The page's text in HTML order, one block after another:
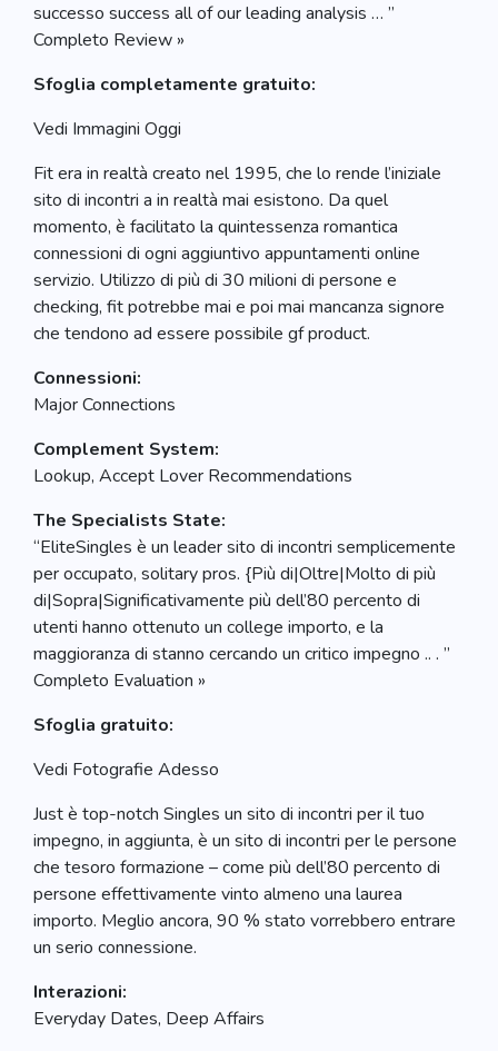
successo success all of our leading analysis … ”
Completo Review »
Sfoglia completamente gratuito:
Vedi Immagini Oggi
Fit era in realtà creato nel 1995, che lo rende l’iniziale
sito di incontri a in realtà mai esistono. Da quel
momento, è facilitato la quintessenza romantica
connessioni di ogni aggiuntivo appuntamenti online
servizio. Utilizzo di più di 30 milioni di persone e
checking, fit potrebbe mai e poi mai mancanza signore
che tendono ad essere possibile gf product.
Connessioni:
Major Connections
Complement System:
Lookup, Accept Lover Recommendations
The Specialists State:
“EliteSingles è un leader sito di incontri semplicemente
per occupato, solitary pros. {Più di|Oltre|Molto di più
di|Sopra|Significativamente più dell’80 percento di
utenti hanno ottenuto un college importo, e la
maggioranza di stanno cercando un critico impegno .. . ”
Completo Evaluation »
Sfoglia gratuito:
Vedi Fotografie Adesso
Just è top-notch Singles un sito di incontri per il tuo
impegno, in aggiunta, è un sito di incontri per le persone
che tesoro formazione – come più dell’80 percento di
persone effettivamente vinto almeno una laurea
importo. Meglio ancora, 90 % stato vorrebbero entrare
un serio connessione.
Interazioni:
Everyday Dates, Deep Affairs